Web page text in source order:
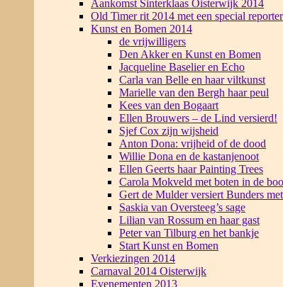
Aankomst Sinterklaas Oisterwijk 2014
Old Timer rit 2014 met een special
Kunst en Bomen 2014
de vrijwilligers
Den Akker en Kunst en Bomen
Jacqueline Baselier en Echo
Carla van Belle en haar viltkunst
Marielle van den Bergh haar peul
Kees van den Bogaart
Ellen Brouwers – de Lind versierd!
Sjef Cox zijn wijsheid
Anton Dona: vrijheid of de dood
Willie Dona en de kastanjenoot
Ellen Geerts haar Painting Trees
Carola Mokveld met boten in de
Gert de Mulder versiert Bunders
Saskia van Oversteeg’s sage
Lilian van Rossum en haar gast
Peter van Tilburg en het bankje
Start Kunst en Bomen
Verkiezingen 2014
Carnaval 2014 Oisterwijk
Evenementen 2013